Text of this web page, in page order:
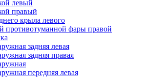
левый
правый
крыла левого
противотуманной фары правой
задняя левая
задняя правая
передняя левая